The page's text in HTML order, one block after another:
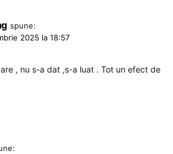
spune:
2025 la 18:57
, nu s-a dat ,s-a luat . Tot un efect de